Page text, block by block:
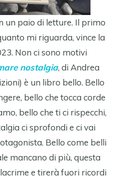
un paio di letture. Il primo
mi riguarda, vince la
Non ci sono motivi
nostalgia, di Andrea
è un libro bello. Bello
bello che tocca corde
bello che ti ci rispecchi,
ci sprofondi e ci vai
Bello come belli
mancano di più, questa
e tirerà fuori ricordi